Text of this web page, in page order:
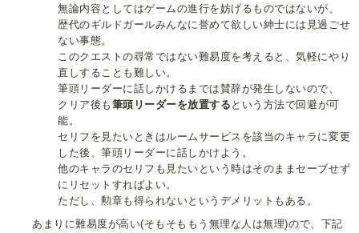
無論内容としてはゲームの進行を妨げるものではないが、
歴代のギルドガールみんなに誉めて欲しい紳士には見過ごせ
ない事態。
このクエストの尋常ではない難易度を考えると、気軽にやり
直しすることも難しい。
筆頭リーダーに話しかけるまでは賛辞が発生しないので、
クリア後も 筆頭リーダーを放置する という方法で回避が可
能。
セリフを見たいときはルームサービスを該当のキャラに変更
した後、筆頭リーダーに話しかけよう。
他のキャラのセリフも見たいという時はそのままセーブせず
にリセットすればよい。
ただし、勲章も得られないというデメリットもある。
あまりに難易度が高い(そもそももう無理な人は無理)ので、下記